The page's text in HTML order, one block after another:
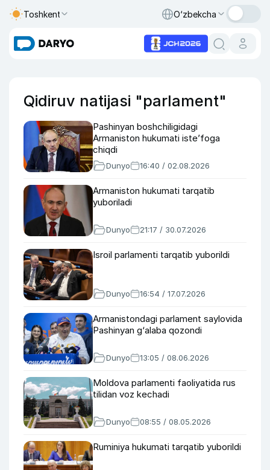
Toshkent O‘zbekcha
Qidiruv natijasi "parlament"
Pashinyan boshchiligidagi
Armaniston hukumati iste’foga
chiqdi
Dunyo 16:40 / 02.08.2026
Armaniston hukumati tarqatib
yuboriladi
Dunyo 21:17 / 30.07.2026
Isroil parlamenti tarqatib yuborildi
Dunyo 16:54 / 17.07.2026
Armanistondagi parlament saylovida
Pashinyan g‘alaba qozondi
Dunyo 13:05 / 08.06.2026
Moldova parlamenti faoliyatida rus
tilidan voz kechadi
Dunyo 08:55 / 08.05.2026
Ruminiya hukumati tarqatib yuborildi